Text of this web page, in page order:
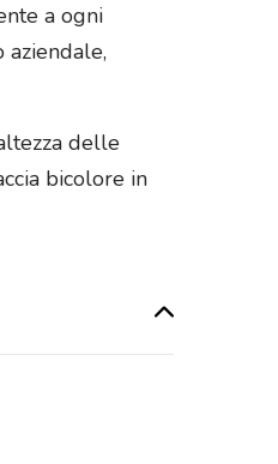
a ogni
aziendale,
delle
bicolore in